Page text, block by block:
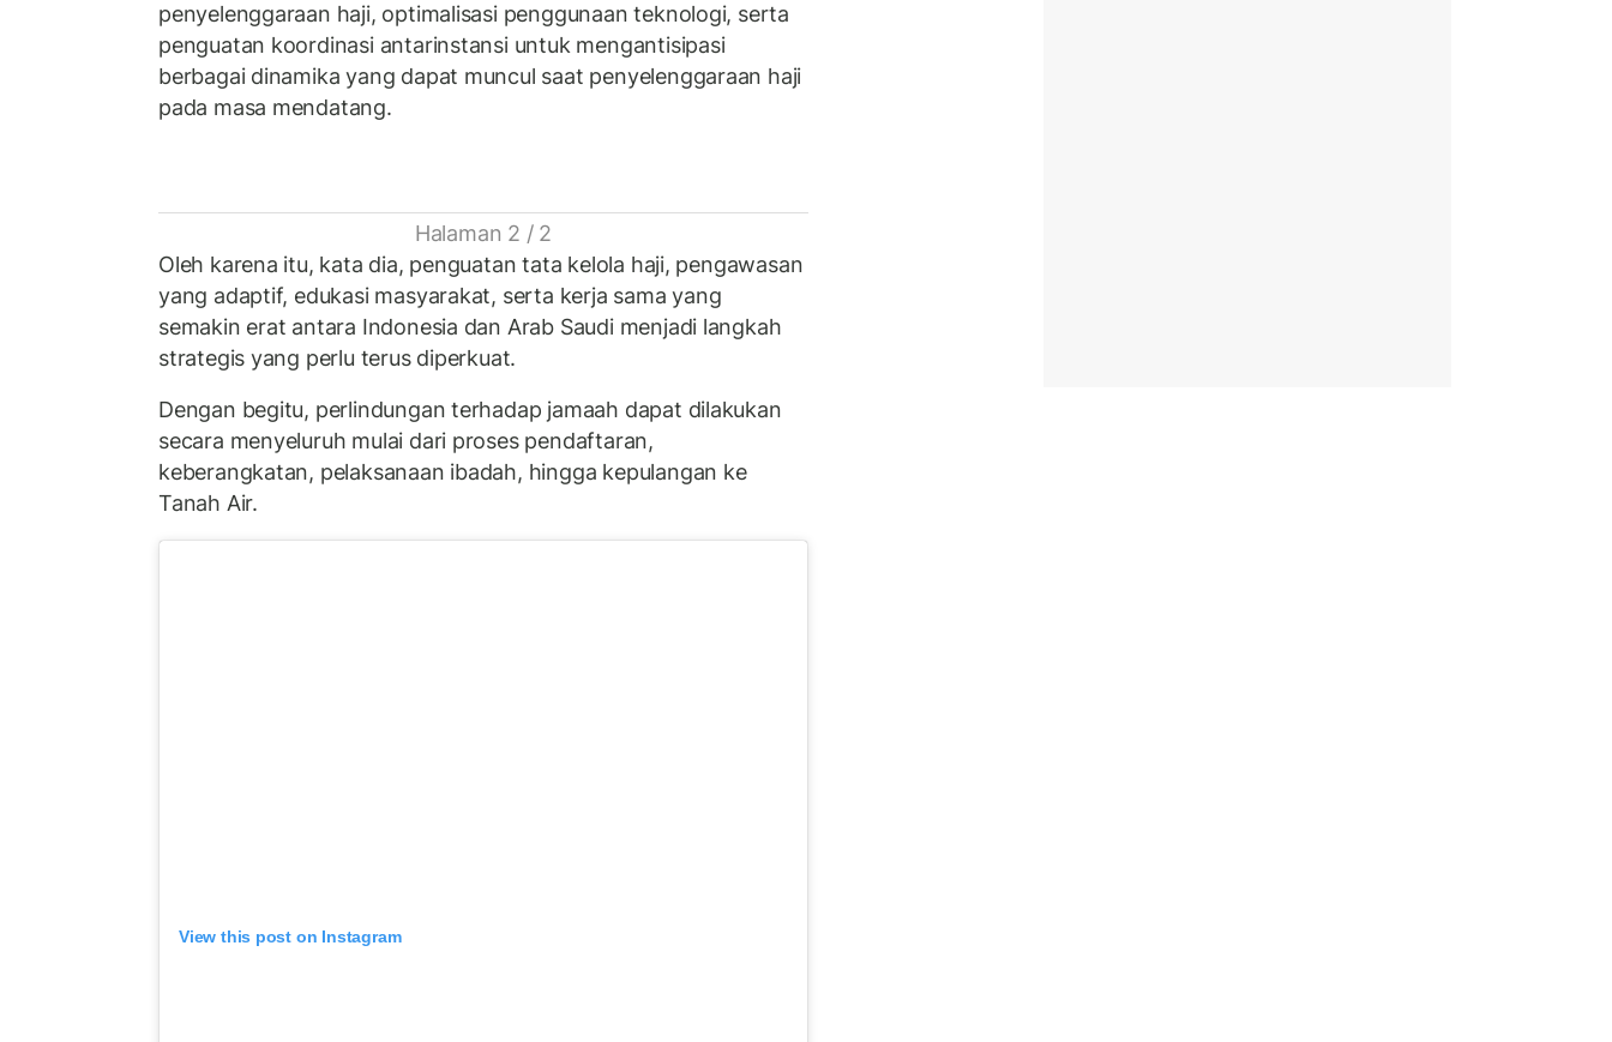
penyelenggaraan haji, optimalisasi penggunaan teknologi, serta
penguatan koordinasi antarinstansi untuk mengantisipasi
berbagai dinamika yang dapat muncul saat penyelenggaraan haji
pada masa mendatang.
Halaman 2 / 2
Oleh karena itu, kata dia, penguatan tata kelola haji, pengawasan
yang adaptif, edukasi masyarakat, serta kerja sama yang
semakin erat antara Indonesia dan Arab Saudi menjadi langkah
strategis yang perlu terus diperkuat.
Dengan begitu, perlindungan terhadap jamaah dapat dilakukan
secara menyeluruh mulai dari proses pendaftaran,
keberangkatan, pelaksanaan ibadah, hingga kepulangan ke
Tanah Air.
View this post on Instagram